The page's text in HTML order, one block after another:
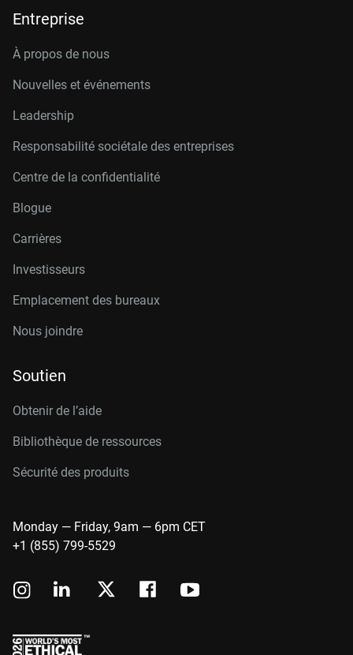
Entreprise
À propos de nous
Nouvelles et événements
Leadership
Responsabilité sociétale des entreprises
Centre de la confidentialité
Blogue
Carrières
Investisseurs
Emplacement des bureaux
Nous joindre
Soutien
Obtenir de l’aide
Bibliothèque de ressources
Sécurité des produits
Monday — Friday, 9am — 6pm CET
+1 (855) 799-5529